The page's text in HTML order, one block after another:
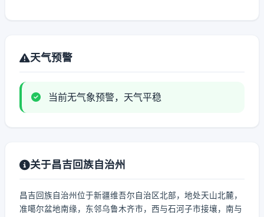
天气预警
当前无气象预警，天气平稳
关于昌吉回族自治州
昌吉回族自治州位于新疆维吾尔自治区北部，地处天山北麓，
准噶尔盆地南缘，东邻乌鲁木齐市，西与石河子市接壤，南与